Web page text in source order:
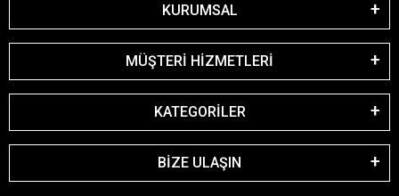
KURUMSAL
MÜŞTERİ HİZMETLERİ
KATEGORİLER
BİZE ULAŞIN